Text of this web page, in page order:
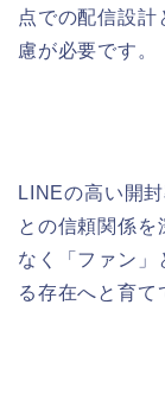
点での配信設計
慮が必要です。
LINEの高い開
との信頼関係を
なく「ファン」
る存在へと育て